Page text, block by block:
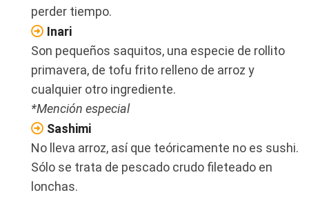
perder tiempo.
Inari
Son pequeños saquitos, una especie de rollito
primavera, de tofu frito relleno de arroz y
cualquier otro ingrediente.
*Mención especial
Sashimi
No lleva arroz, así que teóricamente no es sushi.
Sólo se trata de pescado crudo fileteado en
lonchas.